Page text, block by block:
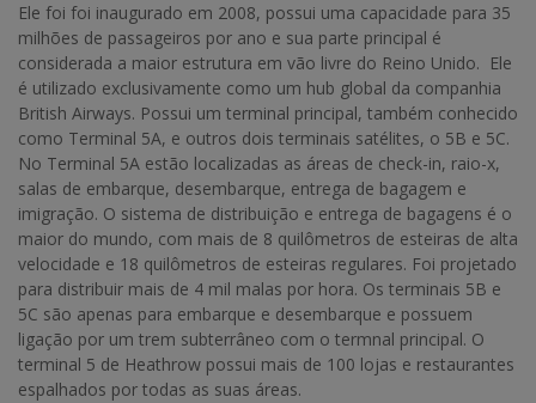
Ele foi foi inaugurado em 2008, possui uma capacidade para 35
milhões de passageiros por ano e sua parte principal é
considerada a maior estrutura em vão livre do Reino Unido. Ele
é utilizado exclusivamente como um hub global da companhia
British Airways. Possui um terminal principal, também conhecido
como Terminal 5A, e outros dois terminais satélites, o 5B e 5C.
No Terminal 5A estão localizadas as áreas de check-in, raio-x,
salas de embarque, desembarque, entrega de bagagem e
imigração. O sistema de distribuição e entrega de bagagens é o
maior do mundo, com mais de 8 quilômetros de esteiras de alta
velocidade e 18 quilômetros de esteiras regulares. Foi projetado
para distribuir mais de 4 mil malas por hora. Os terminais 5B e
5C são apenas para embarque e desembarque e possuem
ligação por um trem subterrâneo com o termnal principal. O
terminal 5 de Heathrow possui mais de 100 lojas e restaurantes
espalhados por todas as suas áreas.